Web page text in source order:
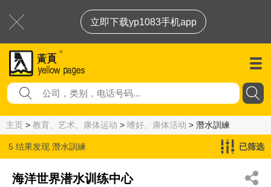
立即下载yp1083手机app
主页 > 教育、艺术、康体运动 > 嗜好、康体活动 > 潛水訓練
5 结果发现 潛水訓練 已筛选
海洋世界潜水训练中心